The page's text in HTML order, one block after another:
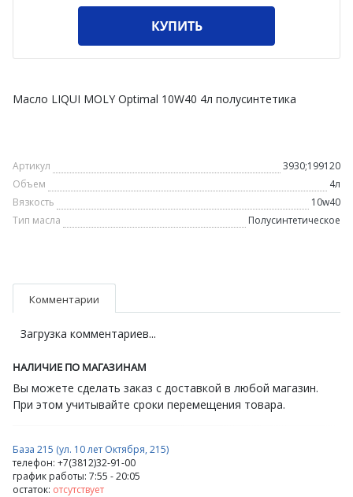
КУПИТЬ
Масло LIQUI MOLY Optimal 10W40 4л полусинтетика
Артикул
3930;199120
Объем
4л
Вязкость
10w40
Тип масла
Полусинтетическое
Комментарии
Загрузка комментариев...
НАЛИЧИЕ ПО МАГАЗИНАМ
Вы можете сделать заказ с доставкой в любой магазин.
При этом учитывайте сроки перемещения товара.
База 215 (ул. 10 лет Октября, 215)
телефон: +7(3812)32-91-00
график работы: 7:55 - 20:05
остаток: отсутствует